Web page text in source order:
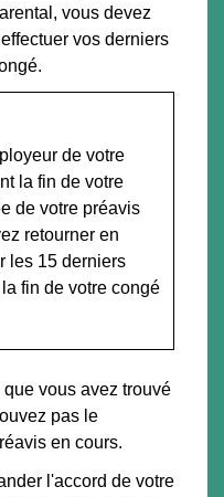
vous devez
vos derniers
de votre
la fin de votre
de votre préavis
retourner en
les 15 derniers
fin de votre congé
vous avez trouvé
pas le
en cours.
l'accord de votre